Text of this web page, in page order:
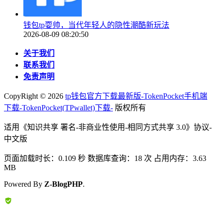
钱包tp耍帅，当代年轻人的隐性潮酷新玩法
2026-08-09 08:20:50
关于我们
联系我们
免责声明
CopyRight © 2026 tp钱包官方下载最新版-TokenPocket手机端
下载-TokenPocket(TPwallet)下载- 版权所有
适用《知识共享 署名-非商业性使用-相同方式共享 3.0》协议-
中文版
页面加载时长：0.109 秒 数据库查询：18 次 占用内存：3.63
MB
Powered By Z-BlogPHP.